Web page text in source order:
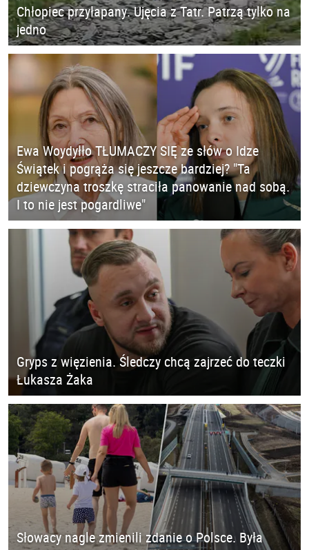
Chłopiec przyłapany. Ujęcia z Tatr. Patrzą tylko na
jedno
Ewa Woydyłło TŁUMACZY SIĘ ze słów o Idze
Świątek i pogrąża się jeszcze bardziej? "Ta
dziewczyna troszkę straciła panowanie nad sobą.
I to nie jest pogardliwe"
Gryps z więzienia. Śledczy chcą zajrzeć do teczki
Łukasza Żaka
Słowacy nagle zmienili zdanie o Polsce. Była